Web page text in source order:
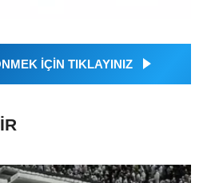
İÇİN TIKLAYINIZ